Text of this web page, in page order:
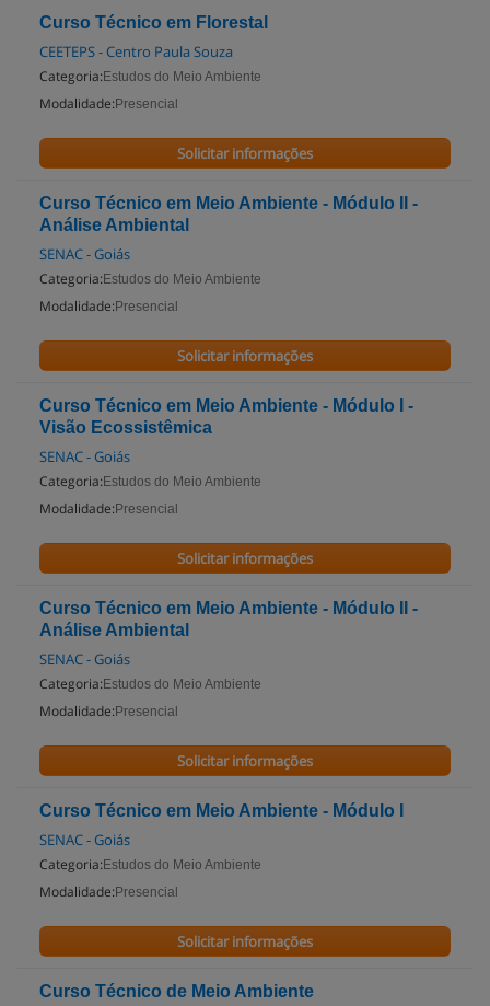
Curso Técnico em Florestal
CEETEPS - Centro Paula Souza
Categoria: Estudos do Meio Ambiente
Modalidade: Presencial
Solicitar informações
Curso Técnico em Meio Ambiente - Módulo II -
Análise Ambiental
SENAC - Goiás
Categoria: Estudos do Meio Ambiente
Modalidade: Presencial
Solicitar informações
Curso Técnico em Meio Ambiente - Módulo I -
Visão Ecossistêmica
SENAC - Goiás
Categoria: Estudos do Meio Ambiente
Modalidade: Presencial
Solicitar informações
Curso Técnico em Meio Ambiente - Módulo II -
Análise Ambiental
SENAC - Goiás
Categoria: Estudos do Meio Ambiente
Modalidade: Presencial
Solicitar informações
Curso Técnico em Meio Ambiente - Módulo I
SENAC - Goiás
Categoria: Estudos do Meio Ambiente
Modalidade: Presencial
Solicitar informações
Curso Técnico de Meio Ambiente